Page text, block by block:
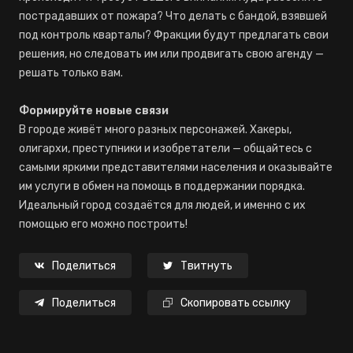
пострадавших от пожара? Что делать с бандой, взявшей
под контроль кварталы? Фракции будут предлагать свои
решения, но следовать им или продвигать свою агенду —
решать только вам.
Формируйте новые связи
В городе живёт много разных персонажей. Хакеры,
олигархи, преступники и изобретатели — общайтесь с
самыми яркими представителями населения и оказывайте
им услуги в обмен на помощь в поддержании порядка.
Идеальный город создаётся для людей, и именно с их
помощью его можно построить!
Поделиться Твитнуть
Поделиться Скопировать ссылку